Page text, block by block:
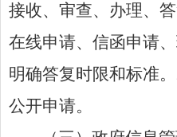
接收、审查、办理、
在线申请、信函申请
明确答复时限和标准。
公开申请。